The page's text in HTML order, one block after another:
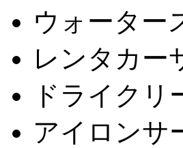
ウォーター
レンタカー
ドライクリ
アイロンサ